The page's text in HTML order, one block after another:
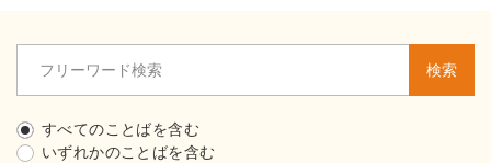
検索
すべてのことばを含む
いずれかのことばを含む